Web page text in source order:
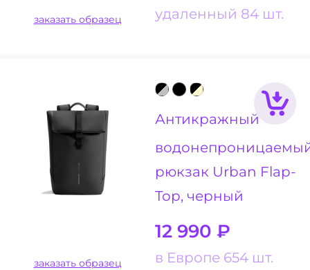
удаленный 84 шт.
заказать образец
Антикражный
рюкзак Urban Flap-
Top, черный
12 990 ₽
в Европе 654 шт.
заказать образец